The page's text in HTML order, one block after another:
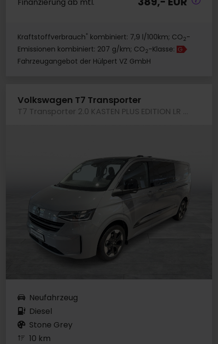
Kraftstoffverbrauch* kombiniert: 7,9 l/100km; CO2-
Emissionen kombiniert: 207 g/km; CO2-Klasse: G
Fahrzeugangebot der Hülpert VZ GmbH
Volkswagen T7 Transporter
T7 Transporter 2.0 KASTEN PLUS EDITION LR AHK
Neufahrzeug
Diesel
Stone Grey
10 km